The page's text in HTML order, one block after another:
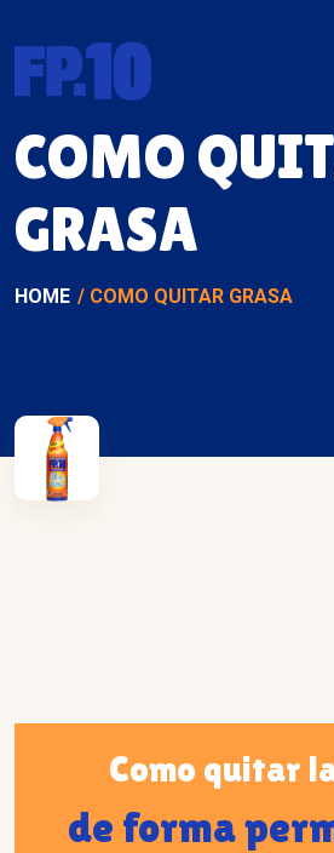
COMO
GRASA
HOME COMO QUITAR GRASA
Como quitar
de forma